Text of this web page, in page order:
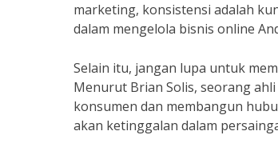
marketing, konsistensi adalah
dalam mengelola bisnis online
Selain itu, jangan lupa untuk
Menurut Brian Solis, seorang
konsumen dan membangun
akan ketinggalan dalam